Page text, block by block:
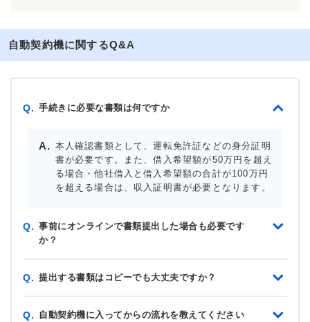
自動契約機に関するQ&A
Q. 手続きに必要な書類は何ですか
本人確認書類として、運転免許証などの身分証明
書が必要です。また、借入希望額が50万円を超え
る場合・他社借入と借入希望額の合計が100万円
を超える場合は、収入証明書が必要となります。
Q. 事前にオンラインで書類提出した場合も必要です
か？
Q. 提出する書類はコピーでも大丈夫ですか？
Q. 自動契約機に入ってからの流れを教えてください